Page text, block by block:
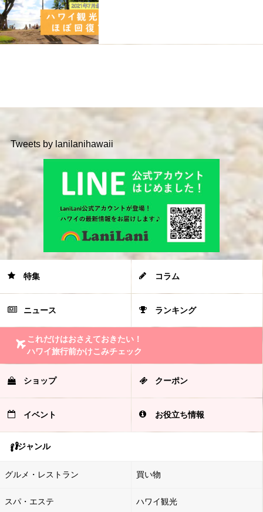
Tweets by lanilanihawaii
特集 コラム
ニュース ランキング
これだけはおさえておきたい！
ハワイ旅行前かけこみチェック
ショップ クーポン
イベント お役立ち情報
ジャンル
グルメ・レストラン 買い物
スパ・エステ ハワイ観光